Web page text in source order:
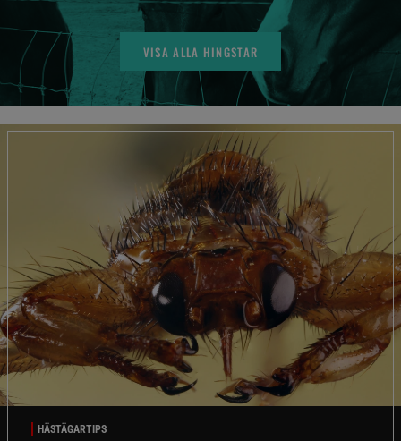
VISA ALLA HINGSTAR
HÄSTÄGARTIPS